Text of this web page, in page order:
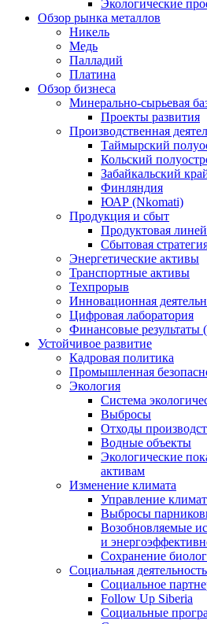
Экологические
Обзор рынка металлов
Никель
Медь
Палладий
Платина
Обзор бизнеса
Минерально-сырьевая
Проекты развития
Производственная
Таймырский
Кольский
Забайкальский
Финляндия
ЮАР (Nkomati)
Продукция и сбыт
Продуктовая
Сбытовая
Энергетические активы
Транспортные активы
Техпрорыв
Инновационная
Цифровая лаборатория
Финансовые
Устойчивое развитие
Кадровая политика
Промышленная
Экология
Система
Выбросы
Отходы
Водные объекты
Экологические
активам
Изменение климата
Управление
Выбросы
Возобновляемые
и
Сохранение
Социальная деятельность
Социальное
Follow Up Siberia
Социальные